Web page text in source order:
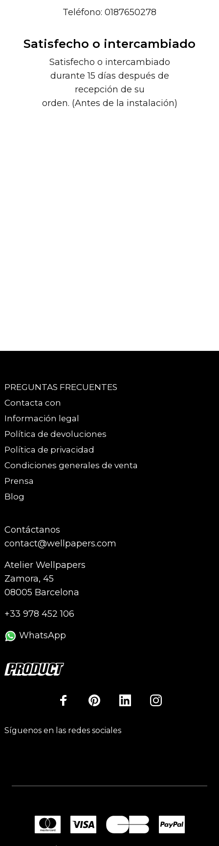
Teléfono: 0187650278
Satisfecho o intercambiado
Satisfecho o intercambiado
durante 15 días después de
recepción de su
orden. (Antes de la instalación)
PREGUNTAS FRECUENTES
Contacta con
Información legal
Política de devoluciones
Política de privacidad
Condiciones generales de venta
Prensa
Blog
Contáctanos
contact@wellpapers.com
Atelier Wellpapers
Zamora, 45
08005 Barcelona
+33 978 452 106
WhatsApp
Síguenos en las redes sociales